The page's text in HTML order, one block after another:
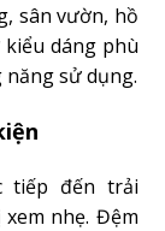
sân vườn, hồ
dáng phù
sử dụng.
tiếp đến trải
nhẹ. Đệm